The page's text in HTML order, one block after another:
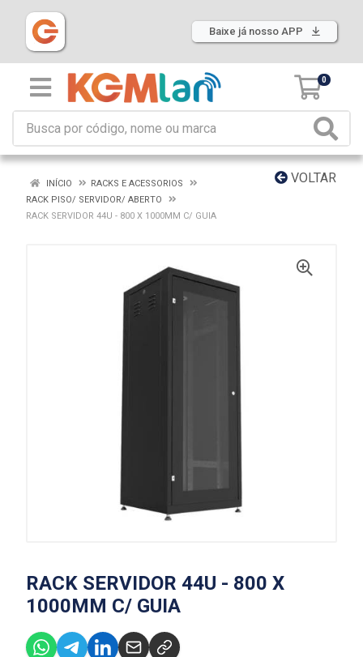
Baixe já nosso APP
0
VOLTAR
INÍCIO
RACKS E ACESSORIOS
RACK PISO/ SERVIDOR/ ABERTO
RACK SERVIDOR 44U - 800 X 1000MM C/ GUIA
RACK SERVIDOR 44U - 800 X
1000MM C/ GUIA